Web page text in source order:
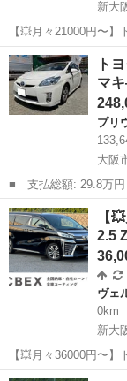
新大
【💥月々21000円〜
｜自社ローン◎｜ 「自社ローン」「信用回復ローン」多数ローンのお
取り扱いございます💡 ⚠当店へのお問い合わせ・審査・ご案内は、下
記のLIN...
大阪 大阪市
ト
マ
プリ
大阪
■ 支払総額: 29.8万円 ■ 車両本体価格： 248,000 円 ■ メーカー
名： トヨタ ■ 車
ＴＶ ＥＴＣ スマ
■ ...
大阪 大阪市
【
2.5
ヴェ
0km
新大
【💥月々36000円〜
自社ローン◎｜ 「自社ローン」「信用回復ローン」多数ローンのお取
大阪 大阪市